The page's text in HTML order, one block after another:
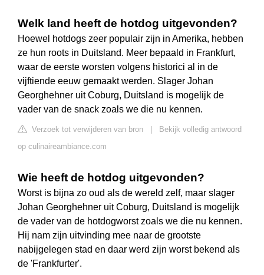
Welk land heeft de hotdog uitgevonden?
Hoewel hotdogs zeer populair zijn in Amerika, hebben
ze hun roots in Duitsland. Meer bepaald in Frankfurt,
waar de eerste worsten volgens historici al in de
vijftiende eeuw gemaakt werden. Slager Johan
Georghehner uit Coburg, Duitsland is mogelijk de
vader van de snack zoals we die nu kennen.
Verzoek tot verwijderen van bron
Bekijk volledig antwoord
op culinaireambiance.com
Wie heeft de hotdog uitgevonden?
Worst is bijna zo oud als de wereld zelf, maar slager
Johan Georghehner uit Coburg, Duitsland is mogelijk
de vader van de hotdogworst zoals we die nu kennen.
Hij nam zijn uitvinding mee naar de grootste
nabijgelegen stad en daar werd zijn worst bekend als
de 'Frankfurter'.